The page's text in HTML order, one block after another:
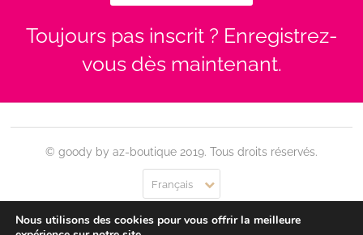
Toujours pas inscrit ? Enregistrez-
vous dès maintenant.
© goody by az-boutique 2019. Tous droits réservés.
Français
Contact Se connecter Confidentialité CGU
Nous utilisons des cookies pour vous offrir la meilleure